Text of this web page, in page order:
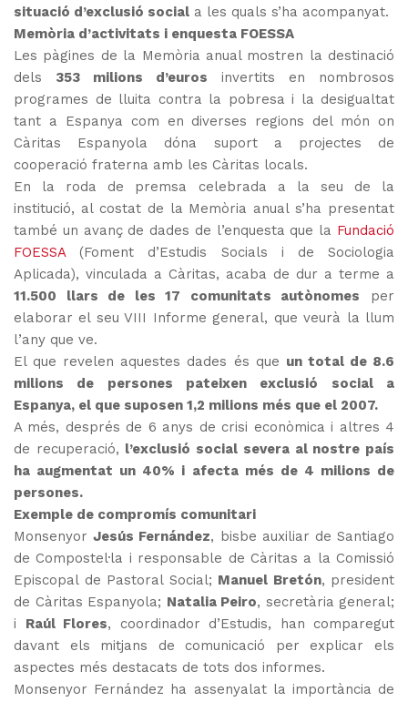
situació d’exclusió social a les quals s’ha acompanyat.
Memòria d’activitats i enquesta FOESSA
Les pàgines de la Memòria anual mostren la destinació
dels 353 milions d’euros invertits en nombrosos
programes de lluita contra la pobresa i la desigualtat
tant a Espanya com en diverses regions del món on
Càritas Espanyola dóna suport a projectes de
cooperació fraterna amb les Càritas locals.
En la roda de premsa celebrada a la seu de la
institució, al costat de la Memòria anual s’ha presentat
també un avanç de dades de l’enquesta que la Fundació
FOESSA(Foment d’Estudis Socials i de Sociologia
Aplicada), vinculada a Càritas, acaba de dur a terme a
11.500 llars de les 17 comunitats autònomes per
elaborar el seu VIII Informe general, que veurà la llum
l’any que ve.
El que revelen aquestes dades és que un total de 8.6
milions de persones pateixen exclusió social a
Espanya, el que suposen 1,2 milions més que el 2007.
A més, després de 6 anys de crisi econòmica i altres 4
de recuperació, l’exclusió social severa al nostre país
ha augmentat un 40% i afecta més de 4 milions de
persones.
Exemple de compromís comunitari
MonsenyorJesús Fernández, bisbe auxiliar de Santiago
de Compostel·la i responsable de Càritas a la Comissió
Episcopal de Pastoral Social; Manuel Bretón, president
de Càritas Espanyola; Natalia Peiro, secretària general;
i Raúl Flores, coordinador d’Estudis, han comparegut
davant els mitjans de comunicació per explicar els
aspectes més destacats de tots dos informes.
Monsenyor Fernández ha assenyalat la importància de